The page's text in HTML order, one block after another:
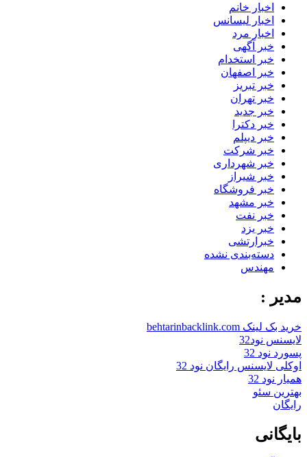
اخبار خانم
اخبار لیسانس
اخبار مرد
خبر آگهی
خبر استخدام
خبر اصفهان
خبر تبریز
خبر تهران
خبر جدید
خبر دکترا
خبر دیپلم
خبر شرکت
خبر شهرداری
خبر شیراز
خبر فروشگاه
خبر مشهد
خبر نفت
خبر یزد
خبرارتشی
دسته‌بندی نشده
مهندس
مدیر :
خرید بک لینک behtarinbacklink.com
لایسنس نود32
پسورد نود 32
اوکلی لایسنس رایگان نود 32
همیار نود 32
بهترین سئو
رایگان
بایگانی